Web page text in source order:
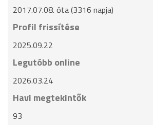
2017.07.08. óta (3316 napja)
Profil frissítése
2025.09.22
Legutóbb online
2026.03.24
Havi megtekintők
93